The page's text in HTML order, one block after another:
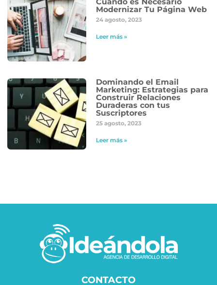
Cuándo es Necesario
Modernizar Tu Página Web
24 agosto, 2023
Leer más »
Dominando el Email
Marketing: Estrategias para
Construir Relaciones
Duraderas con tus
Suscriptores
25 agosto, 2023
Leer más »
CONTACTO